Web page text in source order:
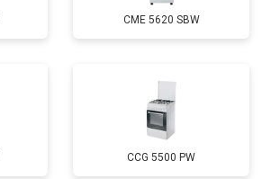
CME 5620 SBW
CCG 5500 PW